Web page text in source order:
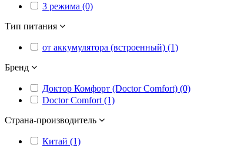
3 режима (0)
Тип питания
от аккумулятора (встроенный) (1)
Бренд
Доктор Комфорт (Doctor Comfort) (0)
Doctor Comfort (1)
Страна-производитель
Китай (1)